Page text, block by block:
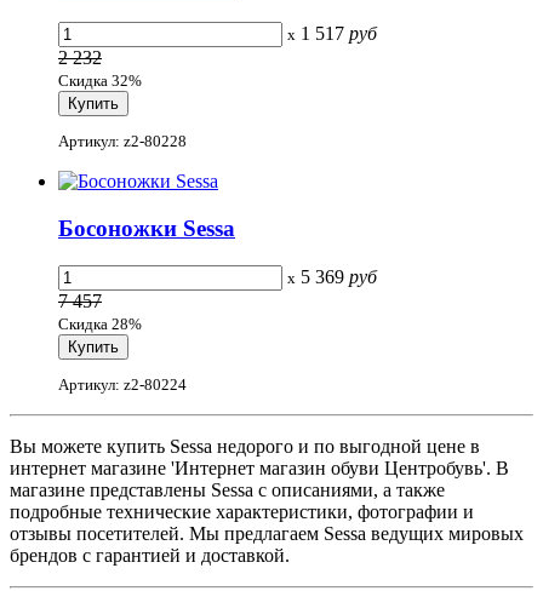
x 1 517 руб
2 232
Скидка 32%
Артикул: z2-80228
Босоножки Sessa
x 5 369 руб
7 457
Скидка 28%
Артикул: z2-80224
Вы можете купить Sessa недорого и по выгодной цене в
интернет магазине 'Интернет магазин обуви Центробувь'. В
магазине представлены Sessa с описаниями, а также
подробные технические характеристики, фотографии и
отзывы посетителей. Мы предлагаем Sessa ведущих мировых
брендов с гарантией и доставкой.